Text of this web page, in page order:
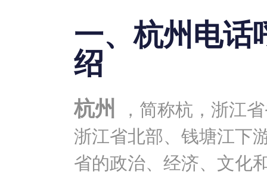
一、杭州电话
绍
杭州
，简称杭，浙江
浙江省北部、钱塘江下
省的政治、经济、文化